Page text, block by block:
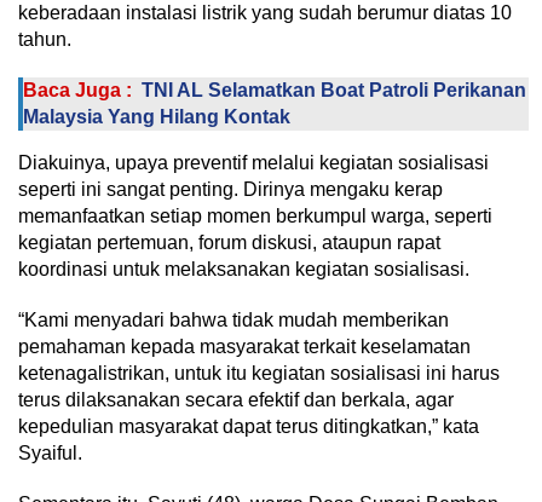
keberadaan instalasi listrik yang sudah berumur diatas 10
tahun.
Baca Juga : TNI AL Selamatkan Boat Patroli Perikanan
Malaysia Yang Hilang Kontak
Diakuinya, upaya preventif melalui kegiatan sosialisasi
seperti ini sangat penting. Dirinya mengaku kerap
memanfaatkan setiap momen berkumpul warga, seperti
kegiatan pertemuan, forum diskusi, ataupun rapat
koordinasi untuk melaksanakan kegiatan sosialisasi.
“Kami menyadari bahwa tidak mudah memberikan
pemahaman kepada masyarakat terkait keselamatan
ketenagalistrikan, untuk itu kegiatan sosialisasi ini harus
terus dilaksanakan secara efektif dan berkala, agar
kepedulian masyarakat dapat terus ditingkatkan,” kata
Syaiful.